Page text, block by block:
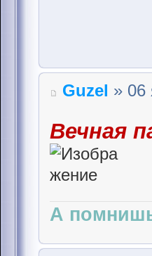
Guzel » 06
Вечная
А